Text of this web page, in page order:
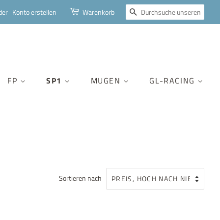
Konto erstellen Warenkorb SUCHEN
FP SP1 MUGEN GL-RACING
Sortieren nach